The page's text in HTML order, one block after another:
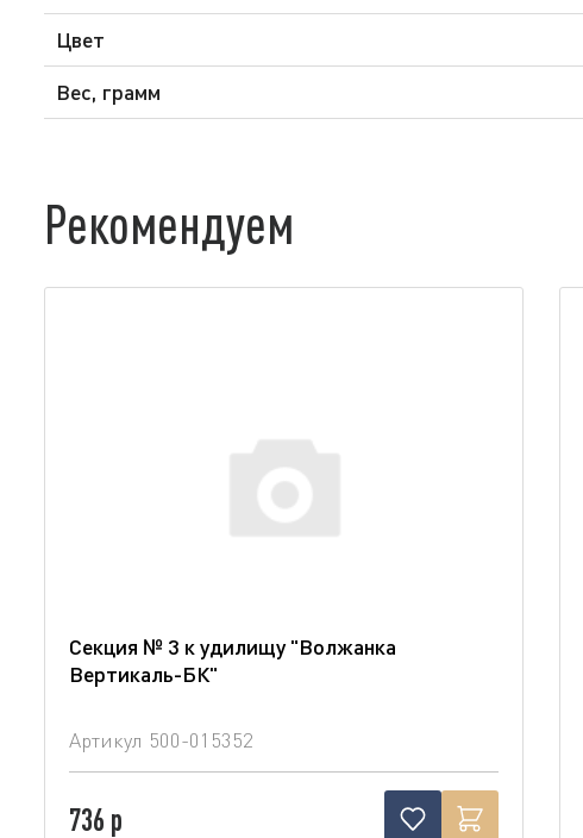
Цвет
Вес, грамм
Рекомендуем
Секция № 3 к удилищу "Волжанка
Вертикаль-БК"
Артикул 500-015352
736 р